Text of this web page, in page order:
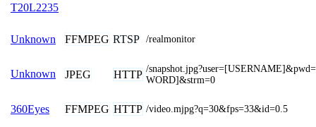
T20L2235
Unknown FFMPEG RTSP /realmonitor
Unknown JPEG HTTP /
WORD]&strm=0
360Eyes FFMPEG HTTP /video.mjpg?q=30&fps=33&id=0.5